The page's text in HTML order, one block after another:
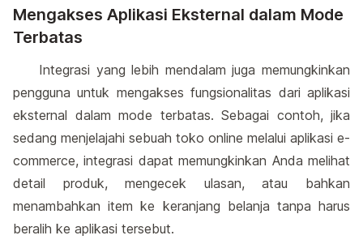
Mengakses Aplikasi Eksternal dalam Mode
Terbatas
Integrasi yang lebih mendalam juga memungkinkan
pengguna untuk mengakses fungsionalitas dari aplikasi
eksternal dalam mode terbatas. Sebagai contoh, jika
sedang menjelajahi sebuah toko online melalui aplikasi e-
commerce, integrasi dapat memungkinkan Anda melihat
detail produk, mengecek ulasan, atau bahkan
menambahkan item ke keranjang belanja tanpa harus
beralih ke aplikasi tersebut.